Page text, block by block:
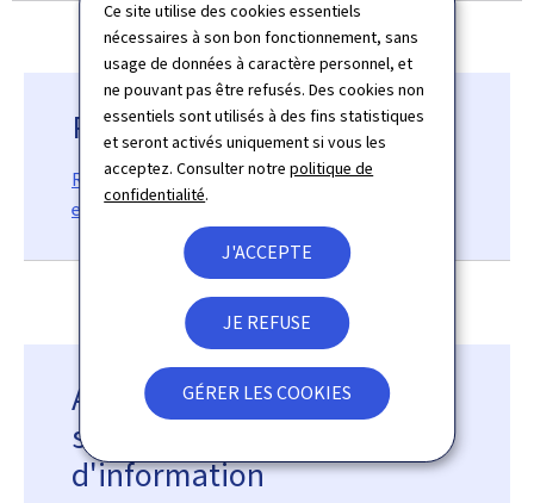
Ce site utilise des cookies essentiels
nécessaires à son bon fonctionnement, sans
usage de données à caractère personnel, et
ne pouvant pas être refusés. Des cookies non
essentiels sont utilisés à des fins statistiques
et seront activés uniquement si vous les
acceptez. Consulter notrepolitique de
confidentialité.
J'ACCEPTE
JE REFUSE
GÉRER LES COOKIES
Précurseurs d'explosifs
Règlement européen sur la commercialisation
et l'utilisation de précurseurs d'explosifs
Agence nationale de la
sécurité des systèmes
d'information